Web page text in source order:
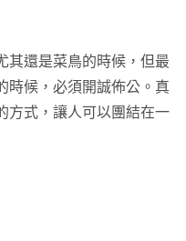
其還是菜鳥的時候，但最
時候，必須開誠佈公。真
方式，讓人可以團結在一